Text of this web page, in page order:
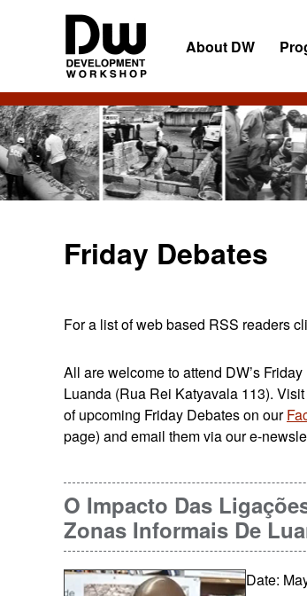
DW
Angola
Development
Workshop
Angola
About DW
Friday Debates
For a list of web based RSS readers
All are welcome to attend DW’s
Luanda (Rua Rei Katyavala 113).
of upcoming Friday Debates on our
page) and email them via our e-
O Impacto Das
Zonas Informais De
Date: